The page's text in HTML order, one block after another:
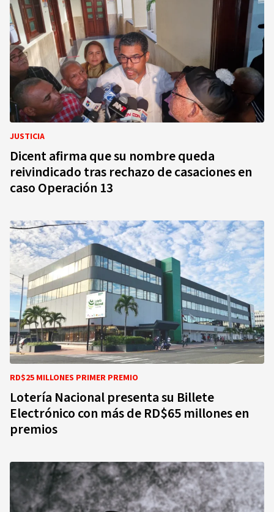
JUSTICIA
Dicent afirma que su nombre queda
reivindicado tras rechazo de casaciones en
caso Operación 13
RD$25 MILLONES PRIMER PREMIO
Lotería Nacional presenta su Billete
Electrónico con más de RD$65 millones en
premios